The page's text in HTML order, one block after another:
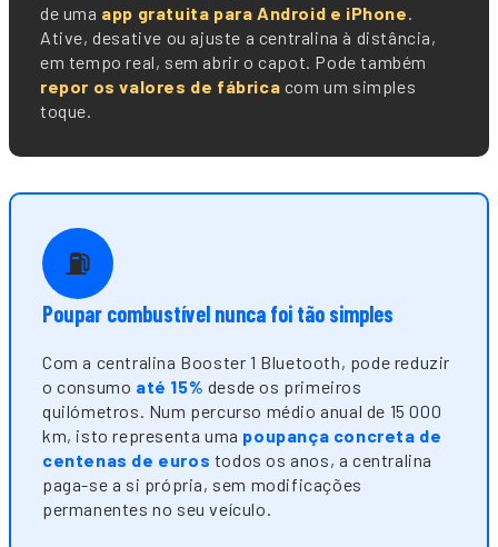
de uma app gratuita para Android e iPhone
Ative, desative ou ajuste a centralina à distância,
em tempo real, sem abrir o capot. Pode também
repor os valores de fábrica com um simples
toque.
⛽
Poupar combustível nunca foi tão simples
Com a centralina Booster 1 Bluetooth, pode reduzir
o consumo até 15% desde os primeiros
quilómetros. Num percurso médio anual de 15 000
km, isto representa uma poupança concreta de
centenas de euros todos os anos, a centralina
paga-se a si própria, sem modificações
permanentes no seu veículo.